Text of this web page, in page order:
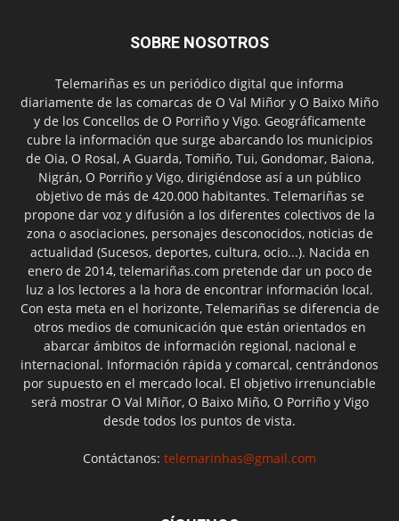
SOBRE NOSOTROS
Telemariñas es un periódico digital que informa
diariamente de las comarcas de O Val Miñor y O Baixo Miño
y de los Concellos de O Porriño y Vigo. Geográficamente
cubre la información que surge abarcando los municipios
de Oia, O Rosal, A Guarda, Tomiño, Tui, Gondomar, Baiona,
Nigrán, O Porriño y Vigo, dirigiéndose así a un público
objetivo de más de 420.000 habitantes. Telemariñas se
propone dar voz y difusión a los diferentes colectivos de la
zona o asociaciones, personajes desconocidos, noticias de
actualidad (Sucesos, deportes, cultura, ocio...). Nacida en
enero de 2014, telemariñas.com pretende dar un poco de
luz a los lectores a la hora de encontrar información local.
Con esta meta en el horizonte, Telemariñas se diferencia de
otros medios de comunicación que están orientados en
abarcar ámbitos de información regional, nacional e
internacional. Información rápida y comarcal, centrándonos
por supuesto en el mercado local. El objetivo irrenunciable
será mostrar O Val Miñor, O Baixo Miño, O Porriño y Vigo
desde todos los puntos de vista.
Contáctanos: telemarinhas@gmail.com